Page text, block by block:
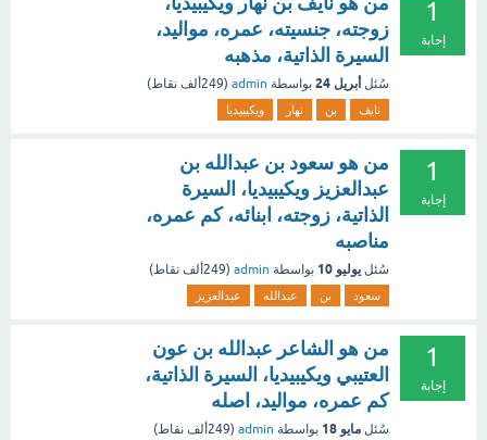
1
إجابة
زوجته، جنسيته، عمره، مواليد،
السيرة الذاتية، مذهبه
سُئل أبريل 24 بواسطة admin
(249ألف نقاط)
نايف بن نهار ويكيبيديا
1
إجابة
من هو سعود بن عبدالله بن
عبدالعزيز ويكيبيديا، السيرة
الذاتية، زوجته، ابنائه، كم عمره،
مناصبه
سُئل يوليو 10 بواسطة admin
(249ألف نقاط)
سعود بن عبدالله عبدالعزيز
1
إجابة
من هو الشاعر عبدالله بن عون
العتيبي ويكيبيديا، السيرة الذاتية،
كم عمره، مواليد، اصله
سُئل مايو 18 بواسطة admin
(249ألف نقاط)